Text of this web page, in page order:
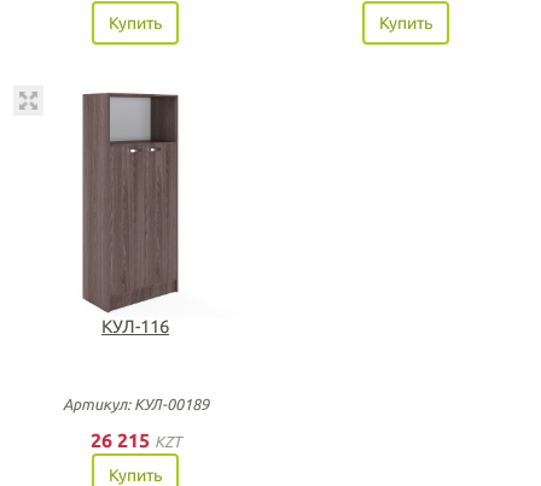
Купить Купить
КУЛ-116
Артикул: КУЛ-00189
26 215 KZT
Купить